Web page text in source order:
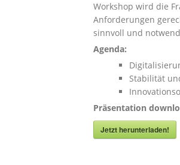
Workshop wird die
Anforderungen
sinnvoll und
Agenda:
Stabilität
Präsentation
Jetzt herunterladen!